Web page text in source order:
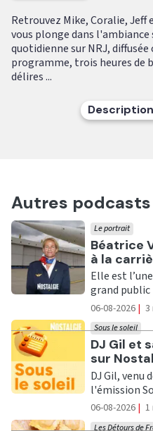
Retrouvez Mike, Coralie, Jeff
vous plonge dans
quotidienne sur NRJ, diffusée
programme, trois heures de
délires ...
Autres
Ecouter
Béatrice
à la
Le portrait
Elle est
grand public
06-08-2026 | 3
Ecouter
DJ Gil et
sur
Sous le soleil
DJ Gil, venu
l'émission
06-08-2026 | 1
Les Détours de